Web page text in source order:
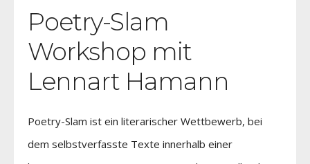
Poetry-Slam
Workshop mit
Lennart Hamann
Poetry-Slam ist ein literarischer Wettbewerb, bei
dem selbstverfasste Texte innerhalb einer